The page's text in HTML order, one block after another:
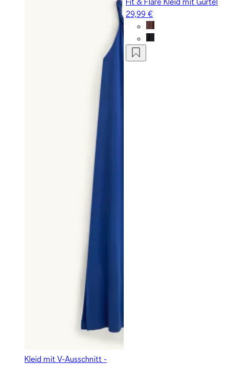
Kleid mit V-Ausschnitt -
29,99 €